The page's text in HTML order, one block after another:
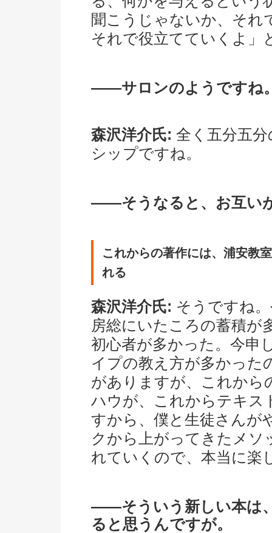
聞こうじゃないか、それ
それで役立てていくよ」
――サロンのようですね
森沢洋介氏: 全く五分五
シップですね。
――そうなると、お互い
これからの著作には、浦安教
れる
森沢洋介氏: そうですね
房総にいたころの蓄積が
初心者が多かった。今申
イプの教え方が多かった
がありますが、これから
ハウが、これからテキス
すから、僕と生徒さんが
クから上がってきたメソ
れていくので、本当に楽
――そういう新しい本は
ると思うんですが。